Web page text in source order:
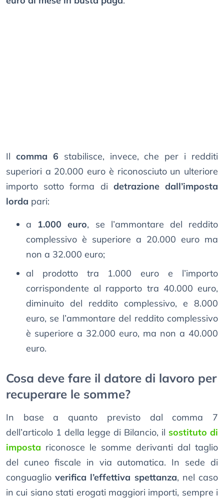
Il comma 6 stabilisce, invece, che per i redditi
superiori a 20.000 euro è riconosciuto un ulteriore
importo sotto forma di detrazione dall’imposta
lorda pari:
a 1.000 euro, se l’ammontare del reddito
complessivo è superiore a 20.000 euro ma
non a 32.000 euro;
al prodotto tra 1.000 euro e l’importo
corrispondente al rapporto tra 40.000 euro,
diminuito del reddito complessivo, e 8.000
euro, se l’ammontare del reddito complessivo
è superiore a 32.000 euro, ma non a 40.000
euro.
Cosa deve fare il datore di lavoro per
recuperare le somme?
In base a quanto previsto dal comma 7
dell’articolo 1 della legge di Bilancio, il sostituto di
imposta riconosce le somme derivanti dal taglio
del cuneo fiscale in via automatica. In sede di
conguaglioverifica l’effettiva spettanza, nel caso
in cui siano stati erogati maggiori importi, sempre i